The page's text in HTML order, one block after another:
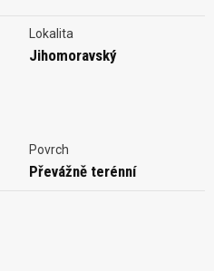
Lokalita
Jihomoravský
Povrch
Převážně terénní